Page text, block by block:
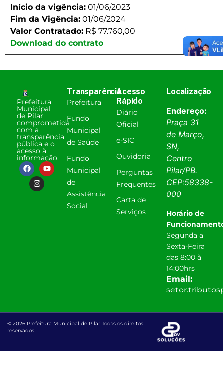
Início da vigência: 01/06/2023
Fim da Vigência: 01/06/2024
Valor Contratado: R$ 77.760,00
Download do contrato
Prefeitura
Municipal
de Pilar
comprometida
com a
transparência
pública e o
acesso à
informação.
Transparência
Prefeitura
Fundo
Municipal
de Saúde
Fundo
Municipal
de
Assistência
Social
Acesso
Rápido
Diário
Oficial
e-SIC
Ouvidoria
Perguntas
Frequentes
Carta de
Serviços
Localização
Endereço:
Praça 31
de Março,
SN,
Centro
Pilar/PB.
CEP:58338-
000
Horário de
Segunda a
Sexta-Feira
das 8:00 à
14:00hrs
Email:
© 2026 Prefeitura Municipal de Pilar Todos os direitos
reservados.